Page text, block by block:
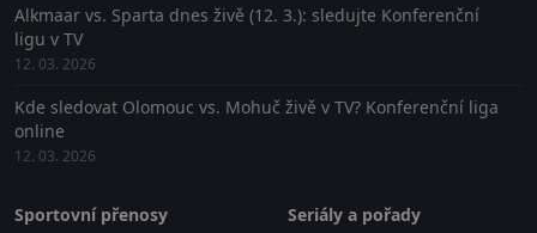
Alkmaar vs. Sparta dnes živě (12. 3.): sledujte Konferenční
ligu v TV
12. 03. 2026
Kde sledovat Olomouc vs. Mohuč živě v TV? Konferenční liga
online
12. 03. 2026
Sportovní přenosy
Seriály a pořady